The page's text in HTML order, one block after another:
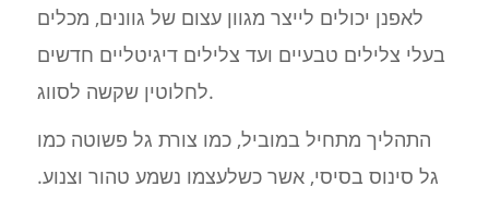
לאפנן יכולים לייצר מגוון עצום של גוונים, מכלים
בעלי צלילים טבעיים ועד צלילים דיגיטליים חדשים
לחלוטין שקשה לסווג.
התהליך מתחיל במוביל, כמו צורת גל פשוטה כמו
גל סינוס בסיסי, אשר כשלעצמו נשמע טהור וצנוע.